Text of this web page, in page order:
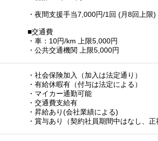
・夜間支援手当7,000円/1回 (月8回上限)
■交通費
・車：10円/km 上限5,000円
・公共交通機関 上限5,000円
・社会保険加入（加入は法定通り）
・有給休暇有（付与は法定による）
・マイカー通勤可能
・交通費支給有
・昇給あり(会社業績による)
・賞与あり（契約社員期間中はなし、